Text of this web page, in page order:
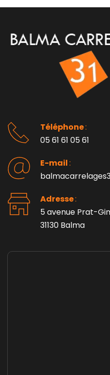
Téléphone :
05 61 61 05 61
E-mail :
Adresse :
5 avenue Prat-
31130 Balma